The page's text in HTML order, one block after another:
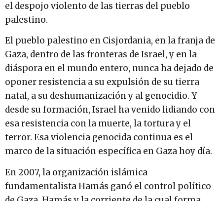
el despojo violento de las tierras del pueblo
palestino.
El pueblo palestino en Cisjordania, en la franja de
Gaza, dentro de las fronteras de Israel, y en la
diáspora en el mundo entero, nunca ha dejado de
oponer resistencia a su expulsión de su tierra
natal, a su deshumanización y al genocidio. Y
desde su formación, Israel ha venido lidiando con
esa resistencia con la muerte, la tortura y el
terror. Esa violencia genocida continua es el
marco de la situación específica en Gaza hoy día.
En 2007, la organización islámica
fundamentalista Hamás ganó el control político